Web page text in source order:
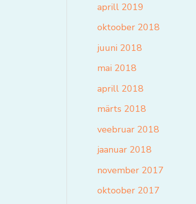
aprill 2019
oktoober 2018
juuni 2018
mai 2018
aprill 2018
märts 2018
veebruar 2018
jaanuar 2018
november 2017
oktoober 2017